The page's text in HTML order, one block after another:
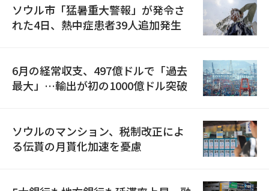
ソウル市「猛暑重大警報」が発令さ
れた4日、熱中症患者39人追加発生
6月の経常収支、497億ドルで「過去
最大」…輸出が初の1000億ドル突破
ソウルのマンション、税制改正によ
る伝貰の月貰化加速を憂慮